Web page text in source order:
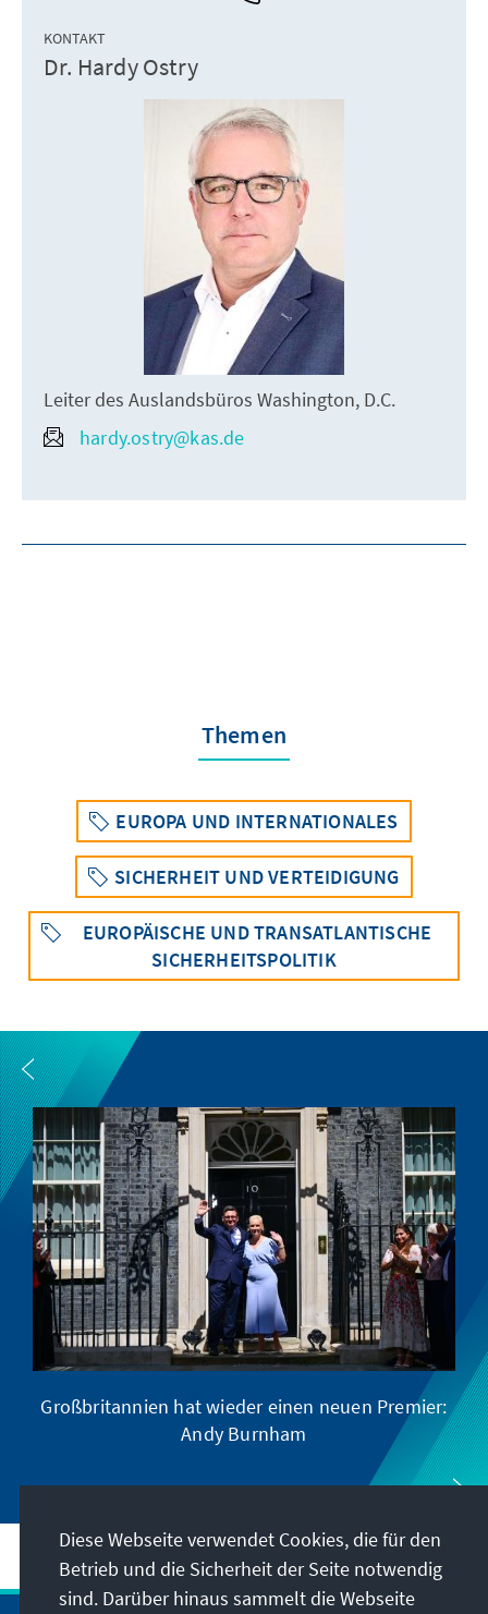
KONTAKT
Dr. Hardy Ostry
Leiter des Auslandsbüros Washington, D.C.
hardy.ostry@kas.de
Themen
EUROPA UND INTERNATIONALES
SICHERHEIT UND VERTEIDIGUNG
EUROPÄISCHE UND TRANSATLANTISCHE
SICHERHEITSPOLITIK
Großbritannien hat wieder einen neuen Premier:
Andy Burnham
Diese Webseite verwendet Cookies, die für den
Betrieb und die Sicherheit der Seite notwendig
sind. Darüber hinaus sammelt die Webseite